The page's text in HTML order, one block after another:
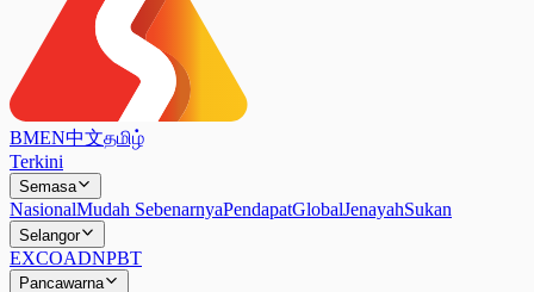
BMEN中文தமிழ்
Terkini
Semasa
NasionalMudah SebenarnyaPendapatGlobalJenayahSukan
Selangor
EXCOADNPBT
Pancawarna